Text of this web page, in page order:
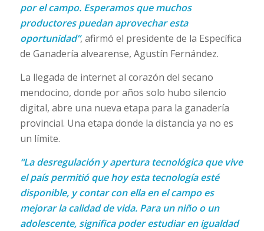
por el campo. Esperamos que muchos
productores puedan aprovechar esta
oportunidad”, afirmó el presidente de la Específica
de Ganadería alvearense, Agustín Fernández.
La llegada de internet al corazón del secano
mendocino, donde por años solo hubo silencio
digital, abre una nueva etapa para la ganadería
provincial. Una etapa donde la distancia ya no es
un límite.
“La desregulación y apertura tecnológica que vive
el país permitió que hoy esta tecnología esté
disponible, y contar con ella en el campo es
mejorar la calidad de vida. Para un niño o un
adolescente, significa poder estudiar en igualdad